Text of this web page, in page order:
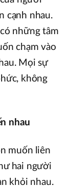
cạnh nhau.
những tâm
chạm vào
Mọi sự
không
nhau
muốn liên
hai người
khỏi nhau.